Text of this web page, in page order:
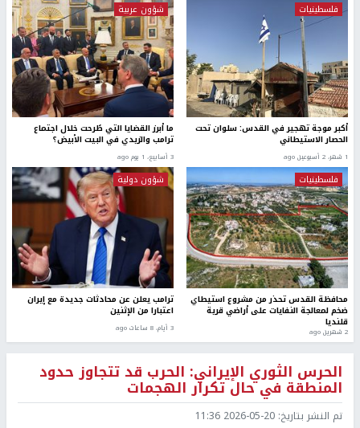
فلسطينيات
أكبر موجة تهجير في القدس: سلوان تحت
الحصار الاستيطاني
1 شهر، 2 أسبوعين ago
شؤون عربية
ما أبرز القضايا التي طُرحت خلال اجتماع
ترامب والزيدي في البيت الأبيض؟
3 أسابيع، 1 يوم ago
فلسطينيات
محافظة القدس تحذر من مشروع استيطاي
ضخم لمعالجة النفايات على أراضي قرية
قلنديا
2 شهرين ago
شؤون دولية
ترامب يعلن عن محادثات جديدة مع إيران
اعتبارا من الإثنين
3 أيام، 8 ساعات ago
الحرس الثوري الإيراني: الحرب قد تتجاوز حدود
المنطقة في حال تكرار الهجمات
تم النشر بتاريخ: 2026-05-20 11:36